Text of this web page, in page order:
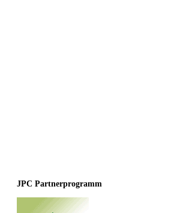
JPC Partnerprogramm